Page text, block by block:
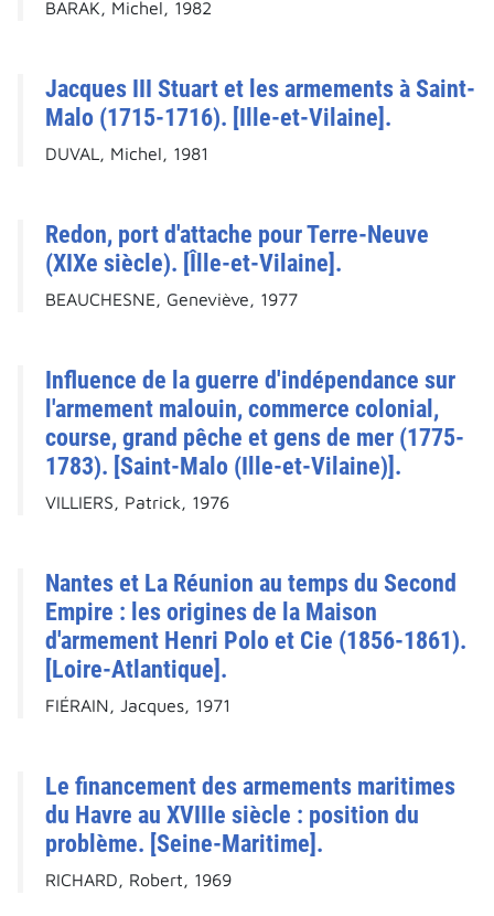
BARAK, Michel, 1982
Jacques III Stuart et les armements à Saint-
Malo (1715-1716). [Ille-et-Vilaine].
DUVAL, Michel, 1981
Redon, port d'attache pour Terre-Neuve
(XIXe siècle). [Îlle-et-Vilaine].
BEAUCHESNE, Geneviève, 1977
Influence de la guerre d'indépendance sur
l'armement malouin, commerce colonial,
course, grand pêche et gens de mer (1775-
1783). [Saint-Malo (Ille-et-Vilaine)].
VILLIERS, Patrick, 1976
Nantes et La Réunion au temps du Second
Empire : les origines de la Maison
d'armement Henri Polo et Cie (1856-1861).
[Loire-Atlantique].
FIÉRAIN, Jacques, 1971
Le financement des armements maritimes
du Havre au XVIIIe siècle : position du
problème. [Seine-Maritime].
RICHARD, Robert, 1969